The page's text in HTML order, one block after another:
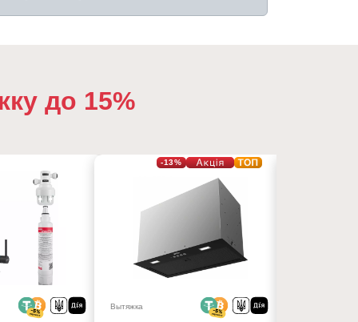
до 15%
-13%
Вытяжка